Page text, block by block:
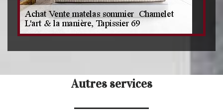
Autres services